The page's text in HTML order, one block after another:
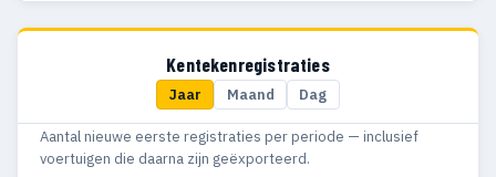
Kentekenregistraties
Jaar Maand Dag
Aantal nieuwe eerste registraties per periode — inclusief
voertuigen die daarna zijn geëxporteerd.